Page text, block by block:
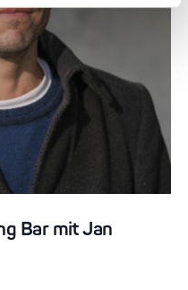
Bar mit Jan